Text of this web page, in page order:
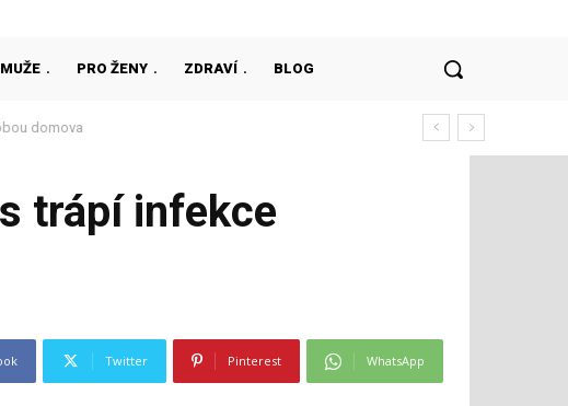
PRO ŽENY ZDRAVÍ BLOG
domova
trápí infekce
Twitter Pinterest WhatsApp